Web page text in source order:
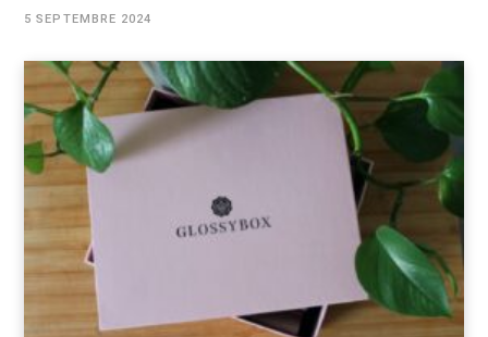
5 SEPTEMBRE 2024